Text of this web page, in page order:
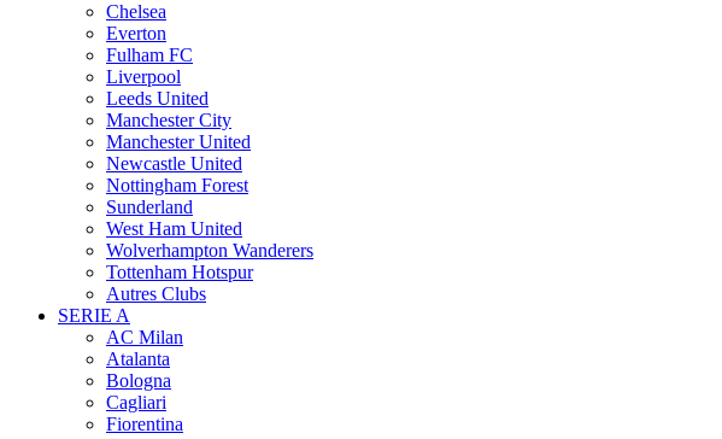
Chelsea
Everton
Fulham FC
Liverpool
Leeds United
Manchester City
Manchester United
Newcastle United
Nottingham Forest
Sunderland
West Ham United
Wolverhampton Wanderers
Tottenham Hotspur
Autres Clubs
SERIE A
AC Milan
Atalanta
Bologna
Cagliari
Fiorentina